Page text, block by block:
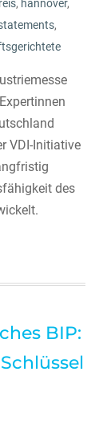
, hannover,
,
VDI-Initiative
des
BIP: